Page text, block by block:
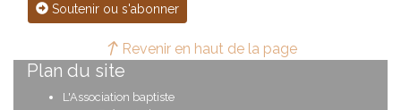
Soutenir ou s'abonner
Revenir en haut de la page
Plan du site
L'Association baptiste